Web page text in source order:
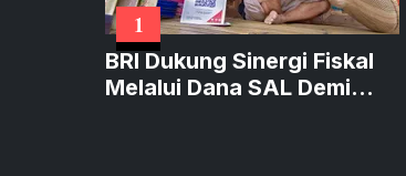
1
BRI Dukung Sinergi Fiskal
Melalui Dana SAL Demi